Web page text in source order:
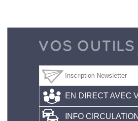
EN DIRECT AVEC
INFO CIRCULATION